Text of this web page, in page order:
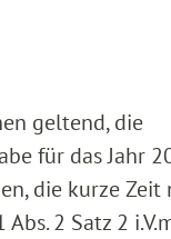
geltend, die
für das Jahr
die kurze Zeit
2 Satz 2